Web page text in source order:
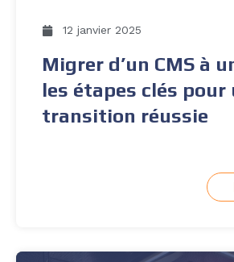
12 janvier 2025
Migrer d’un CMS à
les étapes clés pour
transition réussie